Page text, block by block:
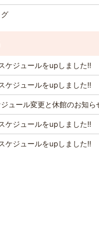
ケジュールをupしました!!
ケジュールをupしました!!
ュール変更と休館のお知ら
ケジュールをupしました!!
ケジュールをupしました!!